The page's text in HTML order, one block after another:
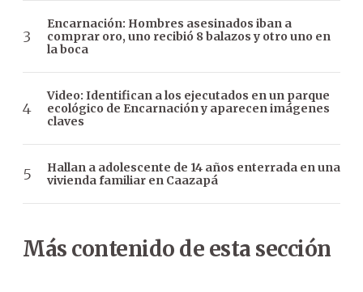
Encarnación: Hombres asesinados iban a
comprar oro, uno recibió 8 balazos y otro uno en
la boca
Video: Identifican a los ejecutados en un parque
ecológico de Encarnación y aparecen imágenes
claves
Hallan a adolescente de 14 años enterrada en una
vivienda familiar en Caazapá
Más contenido de esta sección